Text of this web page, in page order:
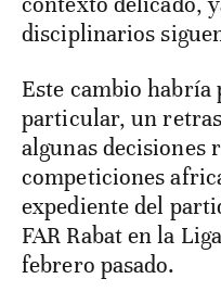
disciplinarios
Este cambio habría
particular, un
algunas decisiones
competiciones
expediente del
FAR Rabat en la
febrero pasado.